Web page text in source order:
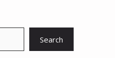
Search